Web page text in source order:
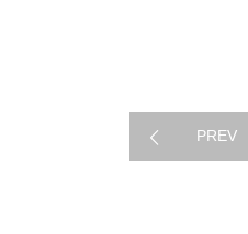
PREV
WORK